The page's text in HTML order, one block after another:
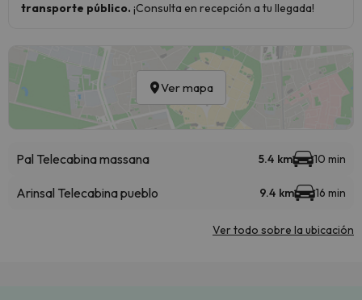
transporte público. ¡Consulta en recepción a tu llegada!
Ver mapa
Pal Telecabina massana 5.4 km 10 min
Arinsal Telecabina pueblo 9.4 km 16 min
Ver todo sobre la ubicación